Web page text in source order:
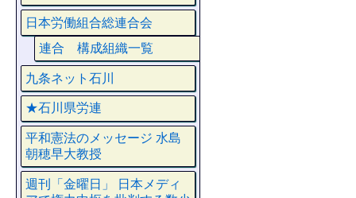
日本労働組合総連合会
連合 構成組織一覧
九条ネット石川
★石川県労連
平和憲法のメッセージ 水島
朝穂早大教授
週刊「金曜日」 日本メディ